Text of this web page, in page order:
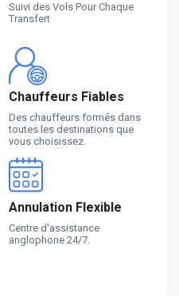
Suivi des Vols Pour Chaque
Transfert
Chauffeurs Fiables
Des chauffeurs formés dans
toutes les destinations que
vous choisissez.
Annulation Flexible
Centre d'assistance
anglophone 24/7.